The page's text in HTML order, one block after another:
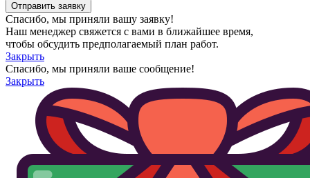
Спасибо, мы приняли вашу заявку!
Наш менеджер свяжется с вами в ближайшее время,
чтобы обсудить предполагаемый план работ.
Закрыть
Спасибо, мы приняли ваше сообщение!
Закрыть